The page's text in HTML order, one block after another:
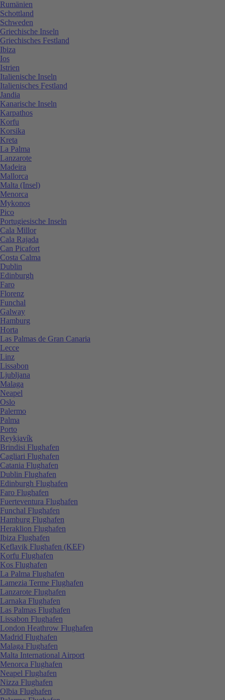
Rumänien
Schottland
Schweden
Griechische Inseln
Griechisches Festland
Ibiza
Ios
Istrien
Italienische Inseln
Italienisches Festland
Jandia
Kanarische Inseln
Karpathos
Korfu
Korsika
Kreta
La Palma
Lanzarote
Madeira
Mallorca
Malta (Insel)
Menorca
Mykonos
Pico
Portugiesische Inseln
Cala Millor
Cala Rajada
Can Picafort
Costa Calma
Dublin
Edinburgh
Faro
Florenz
Funchal
Galway
Hamburg
Horta
Las Palmas de Gran Canaria
Lecce
Linz
Lissabon
Ljubljana
Malaga
Neapel
Oslo
Palermo
Palma
Porto
Reykjavík
Brindisi Flughafen
Cagliari Flughafen
Catania Flughafen
Dublin Flughafen
Edinburgh Flughafen
Faro Flughafen
Fuerteventura Flughafen
Funchal Flughafen
Hamburg Flughafen
Heraklion Flughafen
Ibiza Flughafen
Keflavik Flughafen (KEF)
Korfu Flughafen
Kos Flughafen
La Palma Flughafen
Lamezia Terme Flughafen
Lanzarote Flughafen
Larnaka Flughafen
Las Palmas Flughafen
Lissabon Flughafen
London Heathrow Flughafen
Madrid Flughafen
Malaga Flughafen
Malta International Airport
Menorca Flughafen
Neapel Flughafen
Nizza Flughafen
Olbia Flughafen